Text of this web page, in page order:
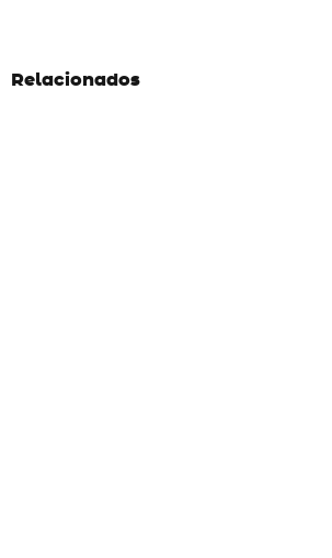
Relacionados